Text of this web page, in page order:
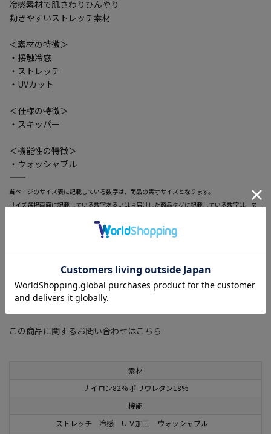
素材
ナイロン82% ポリウレタン18%
機能
ストレッチ 冷感 ＵＶ加工 ウォッシャブル
冷感素材で肌さわりひんやり
動きやすいストレッチ素材
＜素材の特徴＞
・接触冷感
・ストレッチ
・UVカット
＜仕様の特徴＞
・スキッパー
＜機能性の特徴＞
・ウォッシャブル
―――――――――――――――――――――――
当ページのサイズ表に記載している数字は、商品の実寸サイズとなります。
サイズ選択画面に記載している数字あるいはお届けした商品タグに記載している数字は、ヌ
・Viola®は、帝人フロンティア（株）が所有する登録商標
#Viola #暑さ対策レディーストップス
#期間限定SALE(レディース)
この商品に関するお問い合わせはこちら